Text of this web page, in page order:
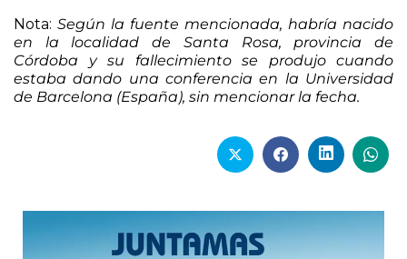
Nota:Según la fuente mencionada, habría nacido
en la localidad de Santa Rosa, provincia de
Córdoba y su fallecimiento se produjo cuando
estaba dando una conferencia en la Universidad